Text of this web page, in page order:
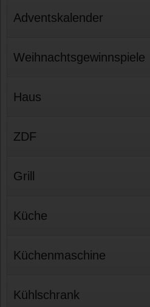
Adventskalender
Weihnachtsgewinnspiele
Haus
ZDF
Grill
Küche
Küchenmaschine
Kühlschrank